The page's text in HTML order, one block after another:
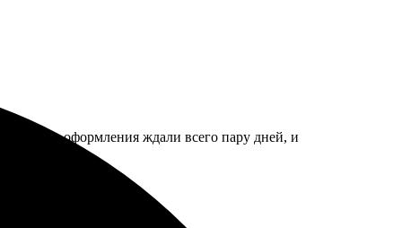
После оформления ждали всего пару дней, и